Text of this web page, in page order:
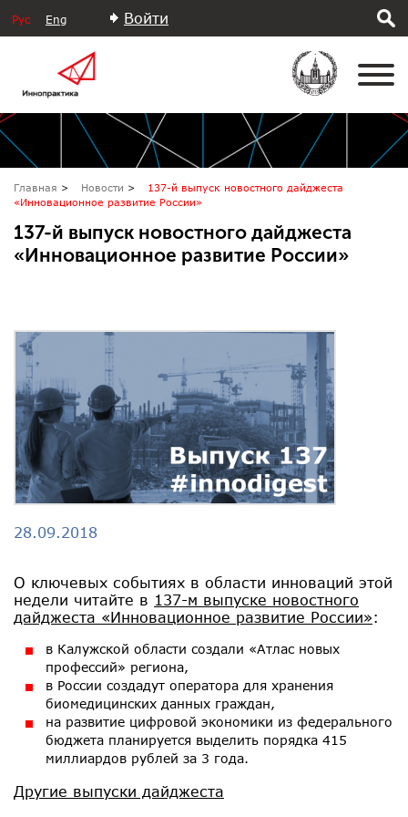
Рус Eng Войти
Главная Новости
137-й выпуск новостного дайджеста
«Инновационное развитие России»
137-й выпуск новостного дайджеста
«Инновационное развитие России»
28.09.2018
О ключевых событиях в области инноваций этой
недели читайте в 137-м выпуске новостного
дайджеста «Инновационное развитие России»:
в Калужской области создали «Атлас новых
профессий» региона,
в России создадут оператора для хранения
биомедицинских данных граждан,
на развитие цифровой экономики из федерального
бюджета планируется выделить порядка 415
миллиардов рублей за 3 года.
Другие выпуски дайджеста